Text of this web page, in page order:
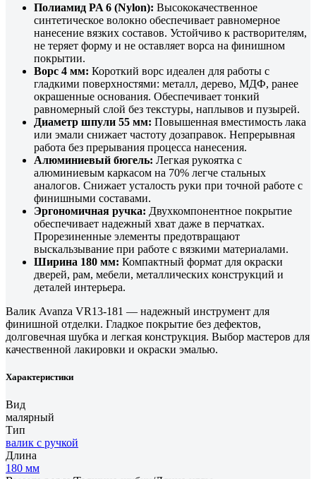
Полиамид PA 6 (Nylon): Высококачественное
синтетическое волокно обеспечивает равномерное
нанесение вязких составов. Устойчиво к растворителям,
не теряет форму и не оставляет ворса на финишном
покрытии.
Ворс 4 мм: Короткий ворс идеален для работы с
гладкими поверхностями: металл, дерево, МДФ, ранее
окрашенные основания. Обеспечивает тонкий
равномерный слой без текстуры, наплывов и пузырей.
Диаметр шпули 55 мм: Повышенная вместимость лака
или эмали снижает частоту дозаправок. Непрерывная
работа без прерывания процесса нанесения.
Алюминиевый бюгель: Легкая рукоятка с
алюминиевым каркасом на 70% легче стальных
аналогов. Снижает усталость руки при точной работе с
финишными составами.
Эргономичная ручка: Двухкомпонентное покрытие
обеспечивает надежный хват даже в перчатках.
Прорезиненные элементы предотвращают
выскальзывание при работе с вязкими материалами.
Ширина 180 мм: Компактный формат для окраски
дверей, рам, мебели, металлических конструкций и
деталей интерьера.
Валик Avanza VR13-181 — надежный инструмент для
финишной отделки. Гладкое покрытие без дефектов,
долговечная шубка и легкая конструкция. Выбор мастеров для
качественной лакировки и окраски эмалью.
Характеристики
Вид
малярный
Тип
валик с ручкой
Длина
180 мм